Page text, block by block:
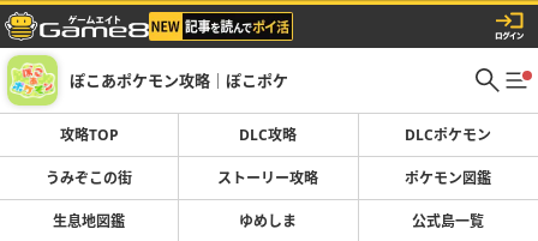
ぽこあポケモン攻略｜ぽこポケ
攻略TOP DLC攻略 DLCポケモン
うみぞこの街 ストーリー攻略 ポケモン図鑑
生息地図鑑 ゆめしま 公式島一覧